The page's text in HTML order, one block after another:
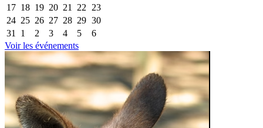
17 18 19 20 21 22
23
24 25 26 27 28 29 30
31
1 2 3 4 5
6
Voir les événements